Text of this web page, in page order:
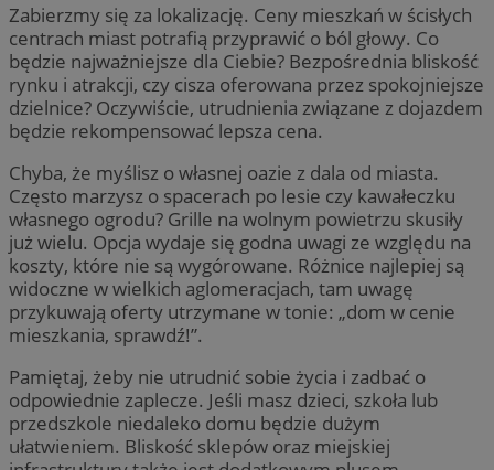
Zabierzmy się za lokalizację. Ceny mieszkań w ścisłych
centrach miast potrafią przyprawić o ból głowy. Co
będzie najważniejsze dla Ciebie? Bezpośrednia bliskość
rynku i atrakcji, czy cisza oferowana przez spokojniejsze
dzielnice? Oczywiście, utrudnienia związane z dojazdem
będzie rekompensować lepsza cena.
Chyba, że myślisz o własnej oazie z dala od miasta.
Często marzysz o spacerach po lesie czy kawałeczku
własnego ogrodu? Grille na wolnym powietrzu skusiły
już wielu. Opcja wydaje się godna uwagi ze względu na
koszty, które nie są wygórowane. Różnice najlepiej są
widoczne w wielkich aglomeracjach, tam uwagę
przykuwają oferty utrzymane w tonie: „dom w cenie
mieszkania, sprawdź!”.
Pamiętaj, żeby nie utrudnić sobie życia i zadbać o
odpowiednie zaplecze. Jeśli masz dzieci, szkoła lub
przedszkole niedaleko domu będzie dużym
ułatwieniem. Bliskość sklepów oraz miejskiej